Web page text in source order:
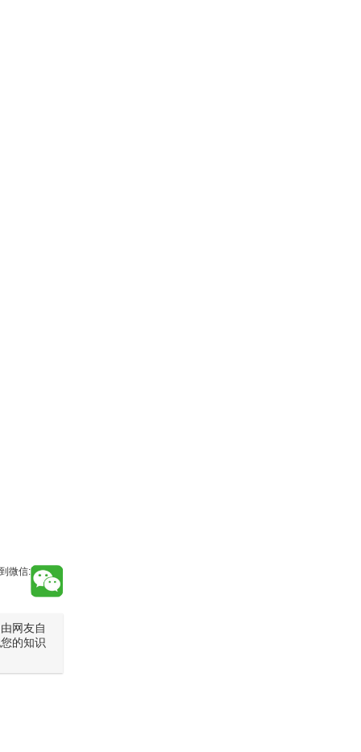
微信:
网友自
的知识